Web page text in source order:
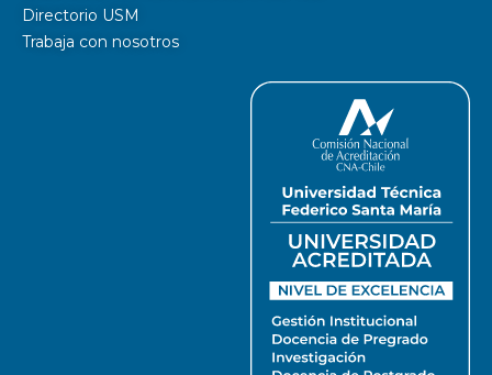
Directorio USM
Trabaja con nosotros